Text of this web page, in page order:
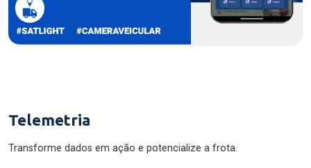
Telemetria
Transforme dados em ação e potencialize a frota.